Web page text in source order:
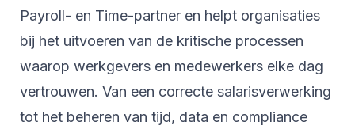
Payroll- en Time-partner en helpt organisaties
bij het uitvoeren van de kritische processen
waarop werkgevers en medewerkers elke dag
vertrouwen. Van een correcte salarisverwerking
tot het beheren van tijd, data en compliance